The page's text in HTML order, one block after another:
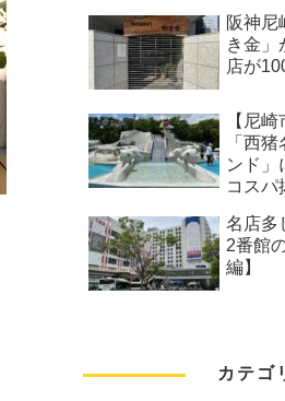
阪神尼
き金」
店が
【尼
「西
ンド」
コスパ
名店多
2番館
編】
カテゴ